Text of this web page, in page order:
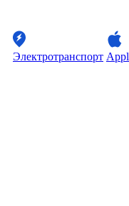
Электротранспорт